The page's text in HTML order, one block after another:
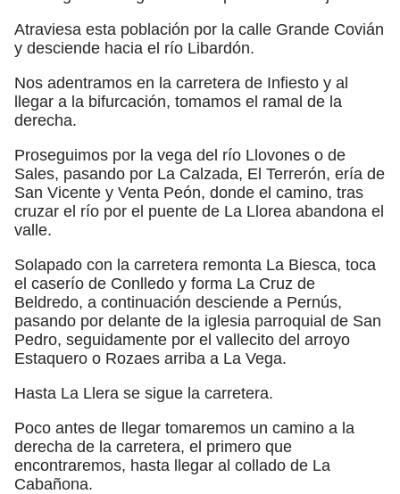
Atraviesa esta población por la calle Grande Covián
y desciende hacia el río Libardón.
Nos adentramos en la carretera de Infiesto y al
llegar a la bifurcación, tomamos el ramal de la
derecha.
Proseguimos por la vega del río Llovones o de
Sales, pasando por La Calzada, El Terrerón, ería de
San Vicente y Venta Peón, donde el camino, tras
cruzar el río por el puente de La Llorea abandona el
valle.
Solapado con la carretera remonta La Biesca, toca
el caserío de Conlledo y forma La Cruz de
Beldredo, a continuación desciende a Pernús,
pasando por delante de la iglesia parroquial de San
Pedro, seguidamente por el vallecito del arroyo
Estaquero o Rozaes arriba a La Vega.
Hasta La Llera se sigue la carretera.
Poco antes de llegar tomaremos un camino a la
derecha de la carretera, el primero que
encontraremos, hasta llegar al collado de La
Cabañona.